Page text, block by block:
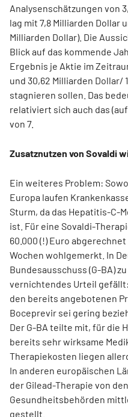
Analysenschätzungen von
lag mit 7,8 Milliarden Dollar
Milliarden Dollar). Die
Blick auf das kommende
Ergebnis je Aktie im
und 30,62 Milliarden Dollar/
stagnieren sollen. Das
relativiert sich auch das
von 7.
Zusatznutzen von Sovaldi
Ein weiteres Problem:
Europa laufen
Sturm, da das Hepatitis-C-
ist. Für eine Sovaldi-
60.000 (!) Euro
Wochen wohlgemerkt. In
Bundesausschuss (G-BA)
vernichtendes Urteil
den bereits angebotenen
Boceprevir sei gering
Der G-BA teilte mit, für die
bereits sehr wirksame
Therapiekosten liegen
In anderen europäischen
der Gilead-Therapie von
Gesundheitsbehörden
gestellt.